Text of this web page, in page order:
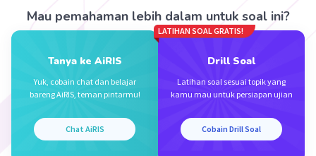
Mau pemahaman lebih dalam untuk soal ini?
Tanya ke AiRIS
Yuk, cobain chat dan belajar
bareng AiRIS, teman pintarmu!
Chat AiRIS
LATIHAN SOAL GRATIS!
Drill Soal
Latihan soal sesuai topik yang
kamu mau untuk persiapan ujian
Cobain Drill Soal